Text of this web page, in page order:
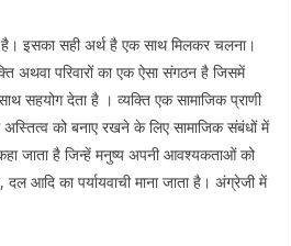
है। इसका सही अर्थ है एक साथ मिलकर चलना।
परिवारों का एक ऐसा संगठन है जिसमें
सहयोग देता है । व्यक्ति एक सामाजिक प्राणी
को बनाए रखने के लिए सामाजिक संबंधों में
जाता है जिन्हें मनुष्य अपनी आवश्यकताओं को
आदि का पर्यायवाची माना जाता है। अंग्रेजी में